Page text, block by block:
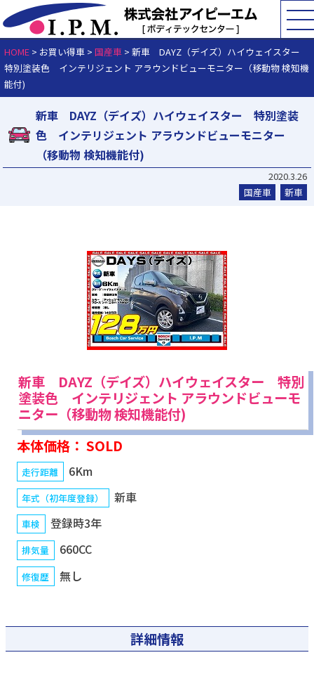
HOME > お買い得車 >国産車 >新車 DAYZ（デイズ）ハイウェイスター
特別塗装色 インテリジェント アラウンドビューモニター（移動物 検知機
能付)
新車 DAYZ（デイズ）ハイウェイスター 特別塗装
色 インテリジェント アラウンドビューモニター
（移動物 検知機能付)
2020.3.26
国産車
新車
新車 DAYZ（デイズ）ハイウェイスター 特別
塗装色 インテリジェント アラウンドビューモ
ニター（移動物 検知機能付)
本体価格： SOLD
走行距離 6Km
年式（初年度登録） 新車
車検 登録時3年
排気量 660CC
修復歴 無し
詳細情報